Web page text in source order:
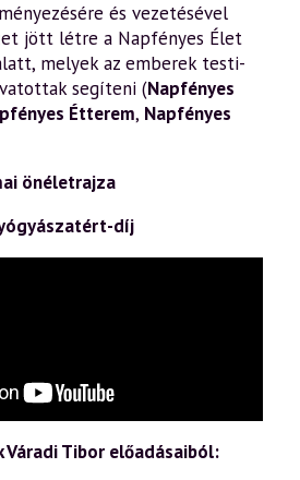
és vezetésével
jött létre a Napfényes Élet
melyek az emberek testi-
segíteni (Napfényes
Étterem, Napfényes
önéletrajza
díj
Tibor előadásaiból: